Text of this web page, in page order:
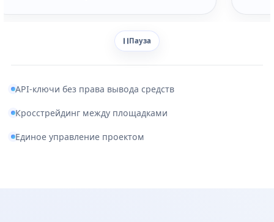
Пауза
API-ключи без права вывода средств
Кросстрейдинг между площадками
Единое управление проектом